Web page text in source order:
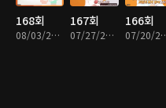
168회
08/03/2026 • 45분
167회
07/27/2026 • 45분
166회
07/20/